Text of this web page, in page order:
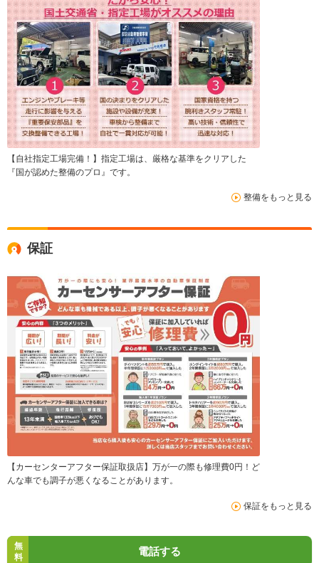
【自社指定工場完備！】指定工場は、厳格な基準をクリアした
『国が認めた整備のプロ』です。
整備をもっと見る
保証
【カーセンターアフター保証取扱店】万が一の際も修理費0円！ど
んな車でも調子が悪くなることがあります。
保証をもっと見る
無
料
電話する